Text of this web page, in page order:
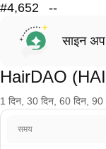
#4,652 --
साइन
HairDAO
1 दिन, 30 दिन, 60 दिन,
समय